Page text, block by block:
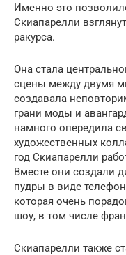
Именно это
Скиапарелли
ракурса.
Она стала
сцены между двумя
создавала
грани моды и
намного опередила
художественных
год Скиапарелли
Вместе они создали
пудры в виде
которая очень
шоу, в том числе
Скиапарелли также